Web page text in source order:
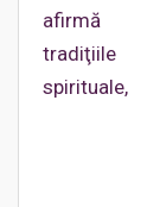
afirmă
tradiţiile
spirituale,